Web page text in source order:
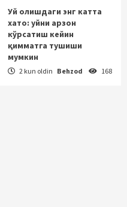
Уй олишдаги энг катта
хато: уйни арзон
кўрсатиш кейин
қимматга тушиши
мумкин
2 kun oldin Behzod 168